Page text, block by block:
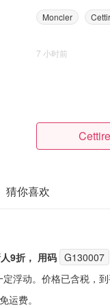
Moncler
7 小时前
Cettire
猜你喜欢
9折， 用码 G130007
浮动。价格已含税，到
运费。